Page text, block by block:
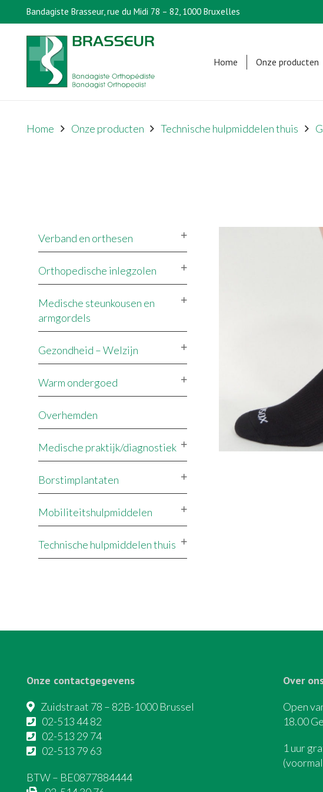
Bandagiste Brasseur, rue du Midi 78 – 82, 1000 Bruxelles
Home Onze producten
Home Onze producten Technische hulpmiddelen thuis
Verband en orthesen
Orthopedische inlegzolen
Medische steunkousen en
armgordels
Gezondheid – Welzijn
Warm ondergoed
Overhemden
Medische praktijk/diagnostiek
Borstimplantaten
Mobiliteitshulpmiddelen
Technische hulpmiddelen thuis
Onze contactgegevens
Zuidstraat 78 – 82B-1000 Brussel
02-513 44 82
02-513 29 74
02-513 79 63
BTW – BE0877884444
Over
Open
18.00
1 uur